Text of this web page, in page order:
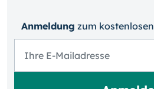
Anmeldung zum kosten­losen